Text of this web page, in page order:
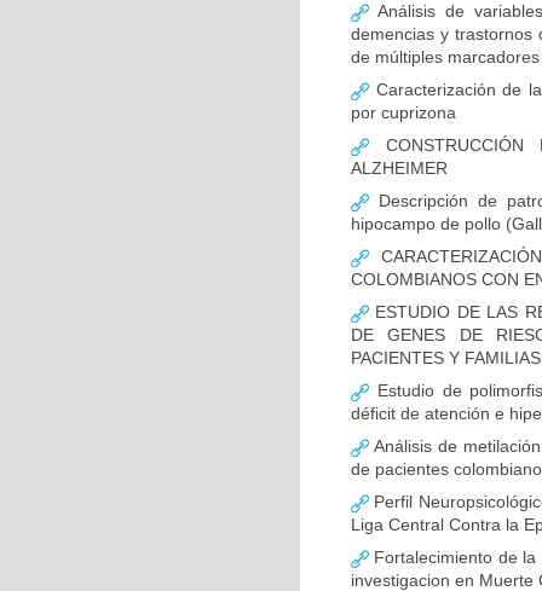
Análisis de
demencias y trastornos
de múltiples
Caracterización de
por cuprizona
ALZHEIMER
Descripción de
hipocampo de pollo
COLOMBIANOS CON
ESTUDIO DE LAS
DE GENES DE
PACIENTES Y
Estudio de
déficit de atención e
Análisis de
de pacientes
Perfil
Liga Central Contra la
Fortalecimiento de la
investigacion en Muerte